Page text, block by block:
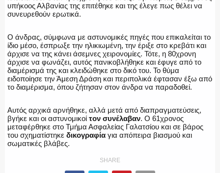
ΛΙΜΕΝΙΚΟ
ΕΝΟΠΛΕΣ ΔΥΝΑΜΕΙΣ
ΑΣΤΥΝΟΜΙΚΟ ΡΕΠΟΡΤΑΖ
υπήκοος Αλβανίας της επιτέθηκε και της έλεγε πως θέλει να
συνευρεθούν ερωτικά.
Ο άνδρας, σύμφωνα με αστυνομικές πηγές που επικαλείται το
ίδιο μέσο, έσπρωξε την ηλικιωμένη, την έριξε στο κρεβάτι και
άρχισε να της κάνει άσεμνες χειρονομίες. Τότε, η 80χρονη
άρχισε να φωνάζει, αυτός πανικοβλήθηκε και έφυγε από το
διαμέρισμά της και κλειδώθηκε στο δικό του. Το θύμα
ειδοποίησε την Άμεση Δράση και περιπολικά έφτασαν έξω από
το διαμέρισμα, όπου ζήτησαν στον άνδρα να παραδοθεί.
Αυτός αρχικά αρνήθηκε, αλλά μετά από διαπραγματεύσεις,
βγήκε και οι αστυνομικοί τον συνέλαβαν. Ο 61χρονος
μεταφέρθηκε στο Τμήμα Ασφαλείας Γαλατσίου και σε βάρος
του σχηματίστηκε δικογραφία για απόπειρα βιασμού και
σωματικές βλάβες.
SHARE